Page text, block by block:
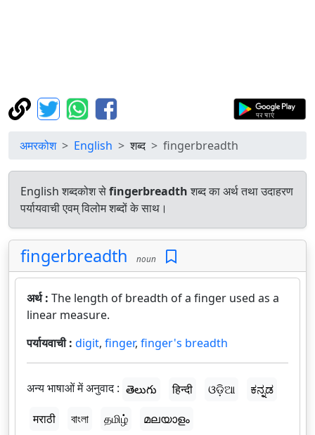
अमरकोश English शब्द fingerbreadth
English शब्दकोश सेfingerbreadthशब्द का अर्थ तथा उदाहरण
पर्यायवाची एवम् विलोम शब्दों के साथ।
fingerbreadth noun
अर्थ : The length of breadth of a finger used as a
linear measure.
पर्यायवाची : digit, finger, finger's breadth
अन्य भाषाओं में अनुवाद : తెలుగు हिन्दी ଓଡ଼ିଆ
ಕನ್ನಡ
मराठी
বাংলা தமிழ் മലയാളം